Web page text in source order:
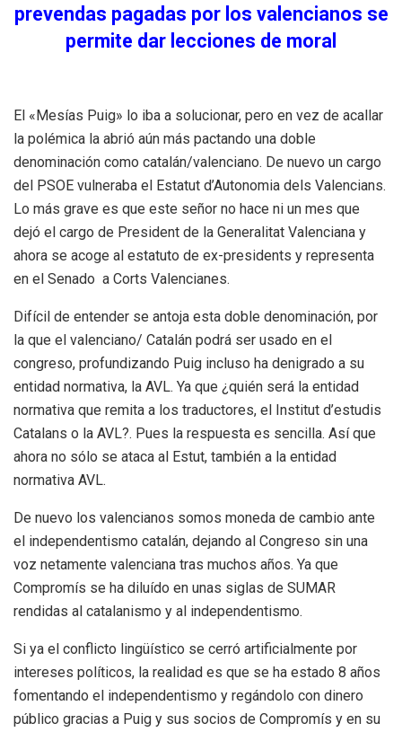
prevendas pagadas por los valencianos se
permite dar lecciones de moral
El «Mesías Puig» lo iba a solucionar, pero en vez de acallar
la polémica la abrió aún más pactando una doble
denominación como catalán/valenciano. De nuevo un cargo
del PSOE vulneraba el Estatut d’Autonomia dels Valencians.
Lo más grave es que este señor no hace ni un mes que
dejó el cargo de President de la Generalitat Valenciana y
ahora se acoge al estatuto de ex-presidents y representa
en el Senado a Corts Valencianes.
Difícil de entender se antoja esta doble denominación, por
la que el valenciano/ Catalán podrá ser usado en el
congreso, profundizando Puig incluso ha denigrado a su
entidad normativa, la AVL. Ya que ¿quién será la entidad
normativa que remita a los traductores, el Institut d’estudis
Catalans o la AVL?. Pues la respuesta es sencilla. Así que
ahora no sólo se ataca al Estut, también a la entidad
normativa AVL.
De nuevo los valencianos somos moneda de cambio ante
el independentismo catalán, dejando al Congreso sin una
voz netamente valenciana tras muchos años. Ya que
Compromís se ha diluído en unas siglas de SUMAR
rendidas al catalanismo y al independentismo.
Si ya el conflicto lingüístico se cerró artificialmente por
intereses políticos, la realidad es que se ha estado 8 años
fomentando el independentismo y regándolo con dinero
público gracias a Puig y sus socios de Compromís y en su